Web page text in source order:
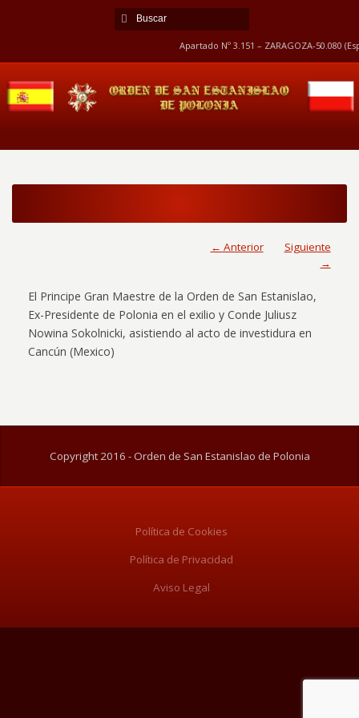
Apartado Nº 3.151 – ZARAGOZA-50.080
← Anterior
Siguiente
→
El Principe Gran Maestre de la Orden de San Estanislao,
Ex-Presidente de Polonia en el exilio y Conde Juliusz
Nowina Sokolnicki, asistiendo al acto de investidura en
Cancún (Mexico)
Copyright 2016 - Orden de San Estanislao de Polonia
Política de Cookies
Política de Privacidad
Aviso Legal